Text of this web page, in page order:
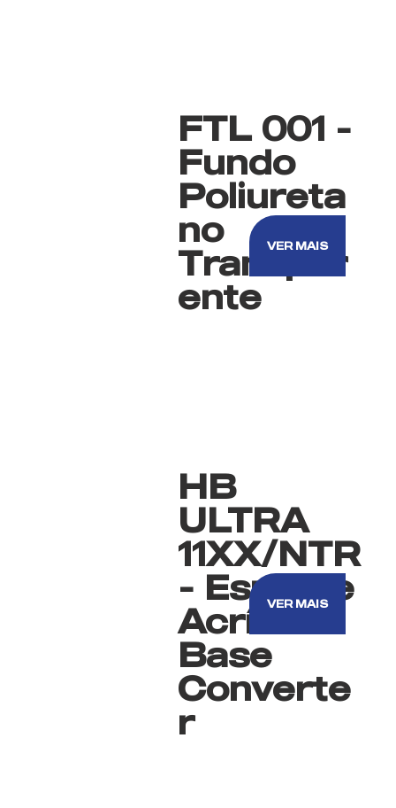
FTL 001 -
Fundo
Poliureta
no
Transpar
ente
VER MAIS
HB
ULTRA
11XX/NTR
- Esmalte
Acrílico
Base
Converte
r
VER MAIS